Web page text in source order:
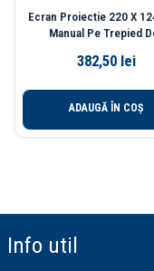
Ecran Proiectie 220 X
Manual Pe Trepied
382,50 lei
ADAUGĂ ÎN COȘ
Info util